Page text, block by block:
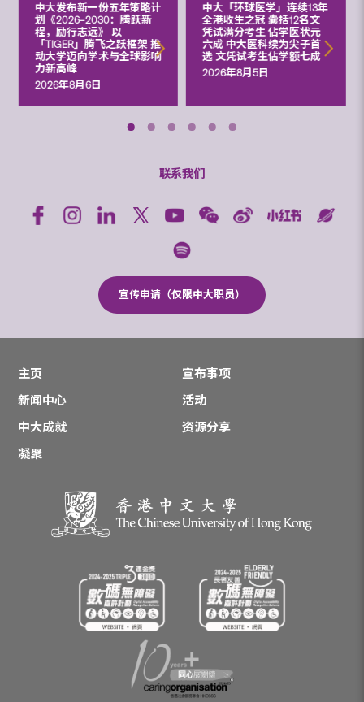
中大发布新一份五年策略计
划《2026‒2030：腾跃新
程，励行志远》 以
「TIGER」腾飞之跃框架 推
动大学迈向学术与全球影响
力新高峰
2026年8月6日
中大「环球医学」连续13年
全港收生之冠 囊括12名文
凭试满分考生 佔学医状元
六成 中大医科续为尖子首
选 文凭试考生佔学额七成
2026年8月5日
联系我们
宣传申请（仅限中大职员）
主页
宣布事项
新闻中心
活动
中大成就
资源分享
凝聚